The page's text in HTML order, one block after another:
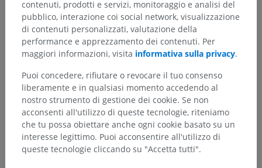
contenuti, prodotti e servizi, monitoraggio e analisi del
pubblico, interazione coi social network, visualizzazione
di contenuti personalizzati, valutazione della
performance e apprezzamento dei contenuti. Per
maggiori informazioni, visita informativa sulla privacy.
Puoi concedere, rifiutare o revocare il tuo consenso
liberamente e in qualsiasi momento accedendo al
nostro strumento di gestione dei cookie. Se non
acconsenti all'utilizzo di queste tecnologie, riteniamo
che tu possa obiettare anche ogni cookie basato su un
interesse legittimo. Puoi acconsentire all'utilizzo di
queste tecnologie cliccando su "Accetta tutti".